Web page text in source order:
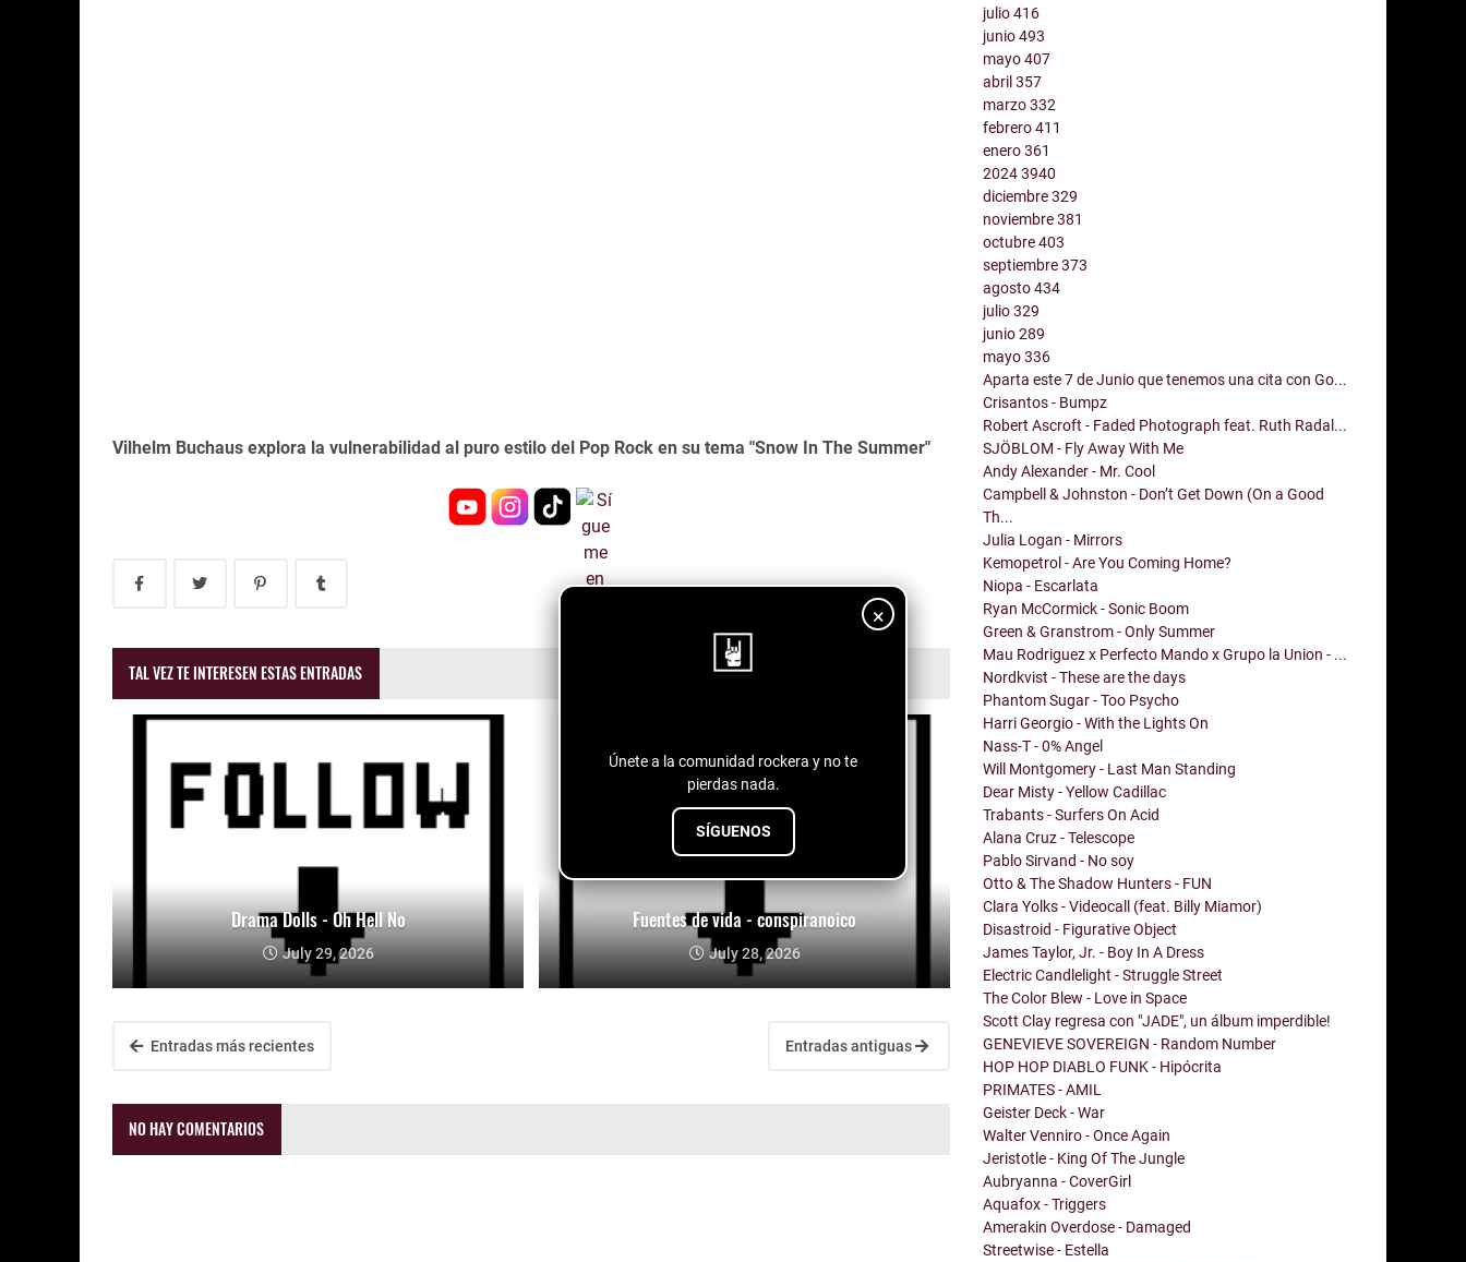
×
Únete a la comunidad rockera y no te
pierdas nada.
SÍGUENOS
Vilhelm Buchaus explora la vulnerabilidad al puro estilo del Pop Rock en su tema "Snow In The Summer"
TAL VEZ TE INTERESEN ESTAS ENTRADAS
Drama Dolls - Oh Hell No
July 29, 2026
Fuentes de vida - conspiranoico
July 28, 2026
Entradas más recientes Entradas antiguas
NO HAY COMENTARIOS
julio416
junio493
mayo407
abril357
marzo332
febrero411
enero361
20243940
diciembre329
noviembre381
octubre403
septiembre373
agosto434
julio329
junio289
mayo336
Aparta este 7 de Junio que tenemos una cita con Go...
Crisantos - Bumpz
Robert Ascroft - Faded Photograph feat. Ruth Radal...
SJÖBLOM - Fly Away With Me
Andy Alexander - Mr. Cool
Campbell & Johnston - Don’t Get Down (On a Good
Th...
Julia Logan - Mirrors
Kemopetrol - Are You Coming Home?
Niopa - Escarlata
Ryan McCormick - Sonic Boom
Green & Granstrom - Only Summer
Mau Rodriguez x Perfecto Mando x Grupo la Union - ...
Nordkvist - These are the days
Phantom Sugar - Too Psycho
Harri Georgio - With the Lights On
Nass-T - 0% Angel
Will Montgomery - Last Man Standing
Dear Misty - Yellow Cadillac
Trabants - Surfers On Acid
Alana Cruz - Telescope
Pablo Sirvand - No soy
Otto & The Shadow Hunters - FUN
Clara Yolks - Videocall (feat. Billy Miamor)
Disastroid - Figurative Object
James Taylor, Jr. - Boy In A Dress
Electric Candlelight - Struggle Street
The Color Blew - Love in Space
Scott Clay regresa con "JADE", un álbum imperdible!
GENEVIEVE SOVEREIGN - Random Number
HOP HOP DIABLO FUNK - Hipócrita
PRIMATES - AMIL
Geister Deck - War
Walter Venniro - Once Again
Jeristotle - King Of The Jungle
Aubryanna - CoverGirl
Aquafox - Triggers
Amerakin Overdose - Damaged
Streetwise - Estella